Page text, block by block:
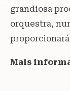
grandiosa
orquestra,
Mais